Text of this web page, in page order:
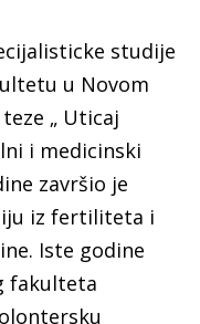
studije
u Novom
„ Uticaj
i medicinski
završio je
iz fertiliteta i
Iste godine
fakulteta